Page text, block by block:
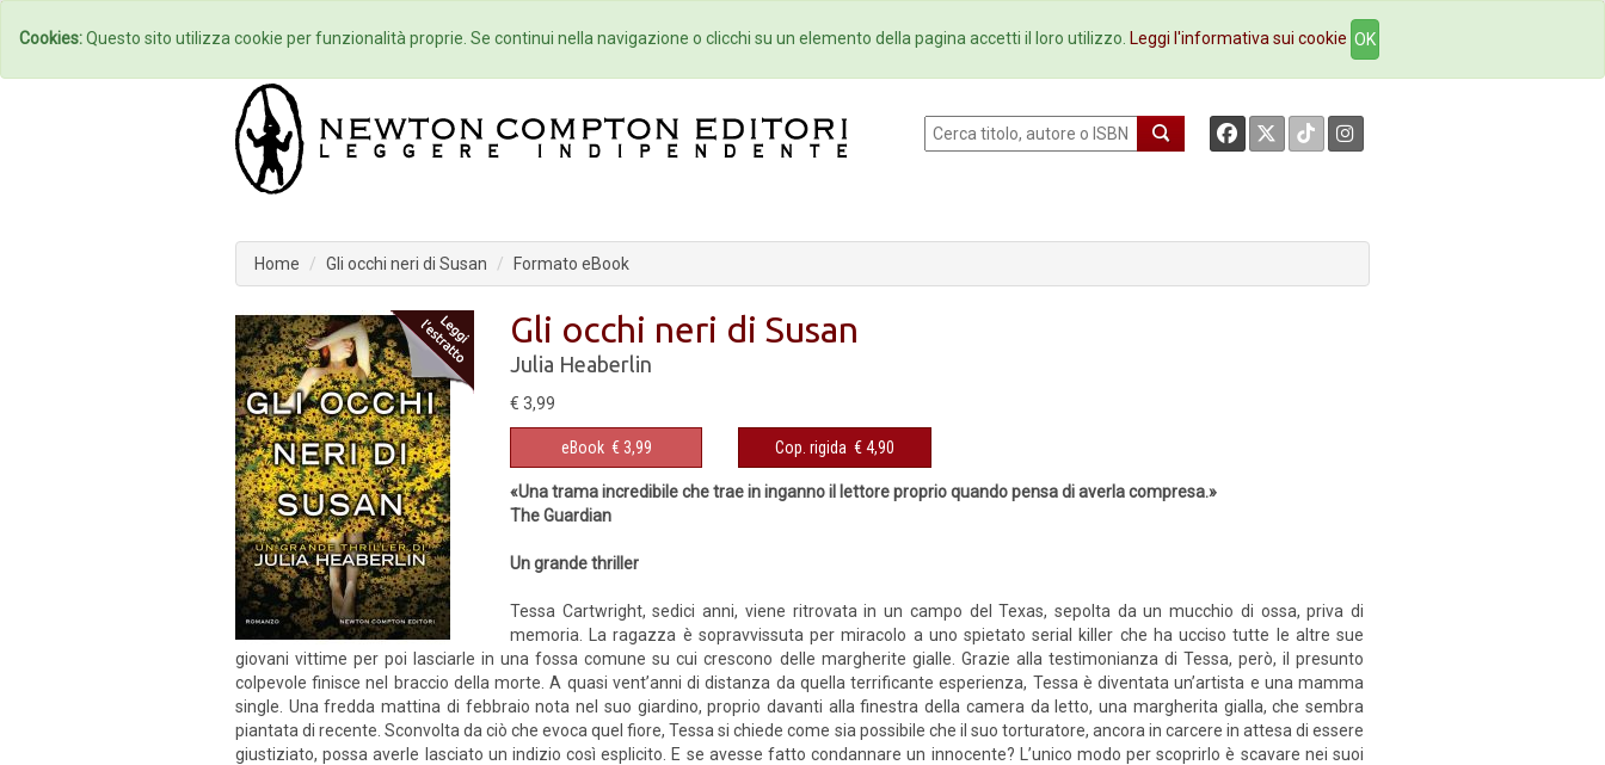
Home Autori Eventi Collane Newsletter Ebookstore Contatti
Home Gli occhi neri di Susan Formato eBook
Gli occhi neri di Susan
Julia Heaberlin
€ 3,99
eBook € 3,99 Cop. rigida € 4,90
«Una trama incredibile che trae in inganno il lettore proprio quando pensa di averla compresa.»
The Guardian
Un grande thriller
Tessa Cartwright, sedici anni, viene ritrovata in un campo del Texas, sepolta da un mucchio di ossa, priva di
memoria. La ragazza è sopravvissuta per miracolo a uno spietato serial killer che ha ucciso tutte le altre sue
giovani vittime per poi lasciarle in una fossa comune su cui crescono delle margherite gialle. Grazie alla testimonianza di Tessa, però, il presunto
colpevole finisce nel braccio della morte. A quasi vent’anni di distanza da quella terrificante esperienza, Tessa è diventata un’artista e una mamma
single. Una fredda mattina di febbraio nota nel suo giardino, proprio davanti alla finestra della camera da letto, una margherita gialla, che sembra
piantata di recente. Sconvolta da ciò che evoca quel fiore, Tessa si chiede come sia possibile che il suo torturatore, ancora in carcere in attesa di essere
giustiziato, possa averle lasciato un indizio così esplicito. E se avesse fatto condannare un innocente? L’unico modo per scoprirlo è scavare nei suoi
Cookies:Questo sito utilizza cookie per funzionalità proprie. Se continui nella navigazione o clicchi su un elemento della pagina accetti il loro utilizzo. Leggi l'informativa sui cookie OK